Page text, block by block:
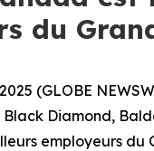
du
(GLOBE
Diamond,
employeurs